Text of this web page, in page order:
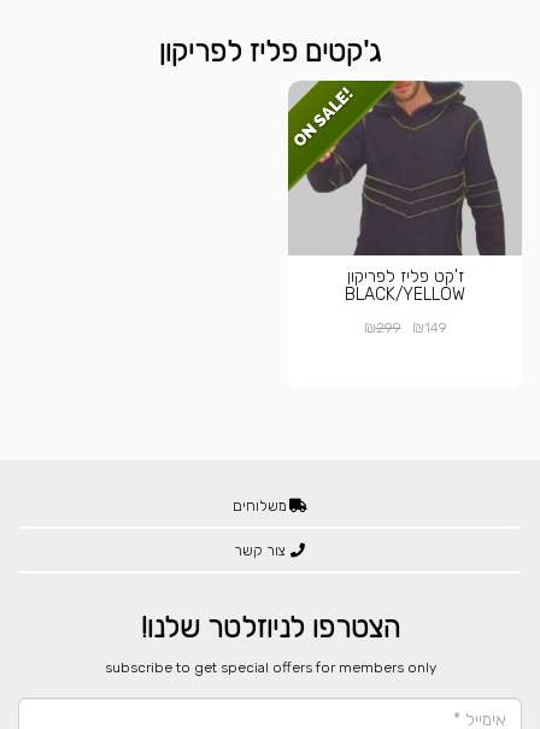
ג'קטים פליז לפריקון
ז'קט פליז לפריקון
BLACK/YELLOW
₪149
₪299
משלוחים
צור קשר
הצטרפו לניוזלטר שלנו!
​subscribe to get special offers for members only